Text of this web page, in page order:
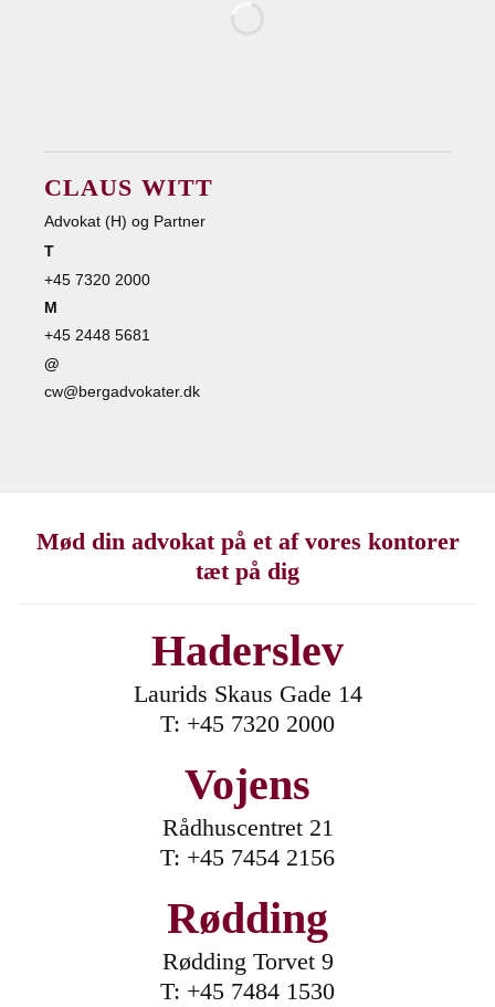
CLAUS WITT
Advokat (H) og Partner
T
+45 7320 2000
M
+45 2448 5681
@
cw@bergadvokater.dk
Mød din advokat på et af vores kontorer
tæt på dig
Haderslev
Laurids Skaus Gade 14
T: +45 7320 2000
Vojens
Rådhuscentret 21
T: +45 7454 2156
Rødding
Rødding Torvet 9
T: +45 7484 1530